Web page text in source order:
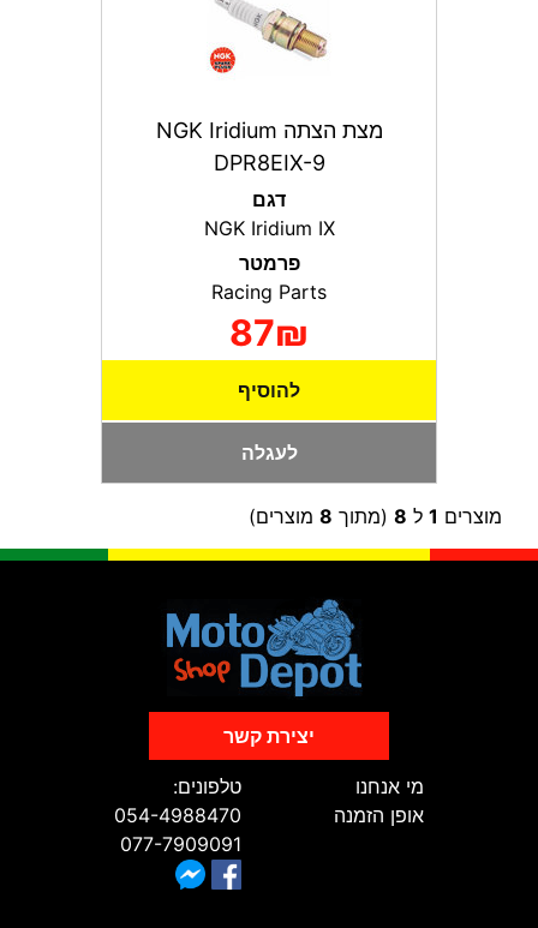
מצת הצתה NGK Iridium
DPR8EIX-9
דגם
NGK Iridium IX
פרמטר
87₪
להוסיף
לעגלה
מוצרים 1 ל 8 (מתוך 8 מוצרים)
מי אנחנו
אופן הזמנה
טלפונים:
054-4988470
077-7909091
יצירת קשר